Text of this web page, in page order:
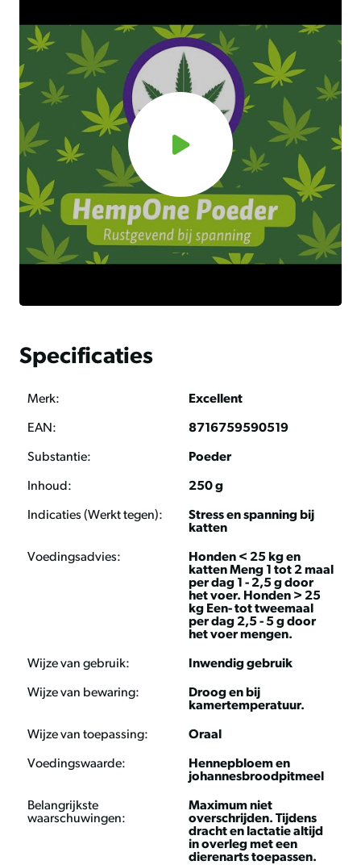
onweer of vuurwerk.
Inhoud naar keuze
Bij aanschaf van Excellent HempOne Powder ontvang je
een verpakking met een inhoud naar keuze: 100 g, 250 g,
of 500 g. Het poeder is eenvoudig te doseren en kan
gemakkelijk door het voer van je huisdier gemengd
worden. De verpakking bevat duidelijke instructies voor
gebruik en dosering.
Wat zijn de voor- en nadelen?
Voordelen
toevoegingen
Geschikt voor zowel honden als katten
Nadelen
tijdens dracht en lactatie
overdosering te voorkomen
Onderhoud en advies
Bewaar Excellent HempOne Powder op een droge plaats
en bij kamertemperatuur. Zorg ervoor dat de verpakking
goed afgesloten is om de versheid van het product te
behouden. Raadpleeg altijd een dierenarts bij gebruik
Hoe gebruik je Excellent
HempOne Powder?
maal per dag 1 - 2,5 g door het voer. Voor honden van
meer dan 25 kg, meng een- tot tweemaal per dag 2,5 - 5 g
door het voer. Overschrijd de aanbevolen dosering niet en
volg de gebruiksinstructies nauwkeurig.
Specificaties
Merk: Excellent
EAN: 8716759590519
Substantie: Poeder
Inhoud: 250 g
Indicaties (Werkt tegen):
Stress en spanning bij
katten
Voedingsadvies:
Honden < 25 kg en
katten Meng 1 tot 2 maal
per dag 1 - 2,5 g door
het voer. Honden > 25
kg Een- tot tweemaal
per dag 2,5 - 5 g door
het voer mengen.
Wijze van gebruik: Inwendig gebruik
Wijze van bewaring:
Droog en bij
kamertemperatuur.
Wijze van toepassing: Oraal
Voedingswaarde:
Hennepbloem en
johannesbroodpitmeel
Belangrijkste
waarschuwingen:
Maximum niet
overschrijden. Tijdens
dracht en lactatie altijd
in overleg met een
dierenarts toepassen.